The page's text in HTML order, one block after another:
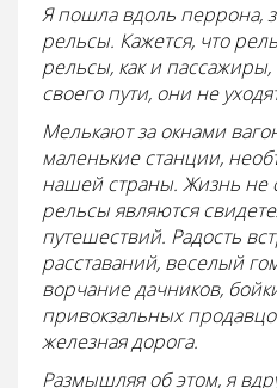
Я пошла вдоль перрона,
рельсы. Кажется, что
рельсы, как и
своего пути, они не
Мелькают за окнами
маленькие станции,
нашей страны. Жизнь не
рельсы являются
путешествий. Радость
расставаний, веселый
ворчание дачников,
привокзальных
железная дорога.
Размышляя об этом, я